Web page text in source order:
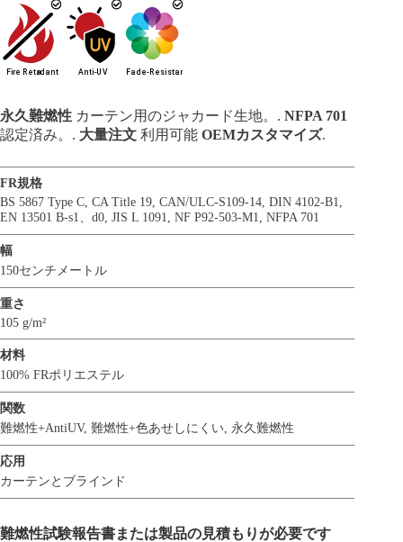
永久難燃性 カーテン用のジャカード生地。. NFPA 701
認定済み。. 大量注文 利用可能 OEMカスタマイズ.
FR規格
BS 5867 Type C CA Title 19 CAN/ULC-S109-14 DIN 4102-B1
EN 13501 B-s1、d0 JIS L 1091 NF P92-503-M1 NFPA 701
幅
150センチメートル
重さ
105 g/m²
材料
100% FRポリエステル
関数
難燃性+AntiUV, 難燃性+色あせしにくい 永久難燃性
応用
カーテンとブラインド
難燃性試験報告書または製品の見積もりが必要です